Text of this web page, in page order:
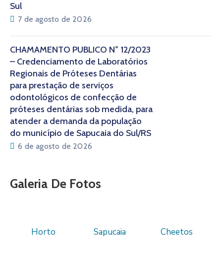
Sul
7 de agosto de 2026
CHAMAMENTO PÚBLICO N° 12/2023
– Credenciamento de Laboratórios
Regionais de Próteses Dentárias
para prestação de serviços
odontológicos de confecção de
próteses dentárias sob medida, para
atender a demanda da população
do município de Sapucaia do Sul/RS
6 de agosto de 2026
Galeria De Fotos
Horto Sapucaia Cheetos